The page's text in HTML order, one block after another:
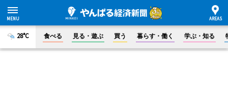
28°C 食べる 見る・遊ぶ 買う 暮らす・働く 学ぶ・知る